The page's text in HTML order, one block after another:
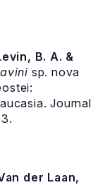
B. A. &
sp. nova
Journal
der Laan,